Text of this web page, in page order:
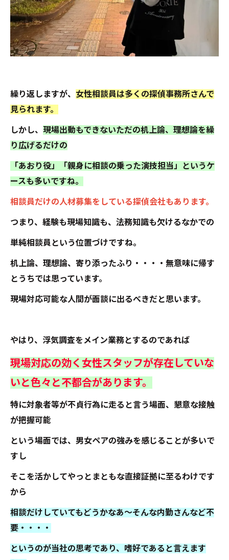
繰り返しますが、 女性相談員は多くの探偵事務所さんで
見られます。
しかし、 現場出動もできないただの机上論、理想論を繰
り広げるだけの
「あおり役」「親身に相談の乗った演技担当」というケ
ースも多いですね。
相談員だけの人材募集をしている探偵会社もあります。
つまり、経験も現場知識も、法務知識も欠けるなかでの
単純相談員という位置づけですね。
机上論、理想論、寄り添ったふり・・・・無意味に帰す
とうちでは思っています。
現場対応可能な人間が面談に出るべきだと思います。
やはり、浮気調査をメイン業務とするのであれば
現場対応の効く女性スタッフが存在していな
いと色々と不都合があります。
特に対象者等が不貞行為に走ると言う場面、懇意な接触
が把握可能
という場面では、男女ペアの強みを感じることが多いで
すし
そこを活かしてやっとまともな直接証拠に至るわけです
から
相談だけしていてもどうかなあ～そんな内勤さんなど不
要・・・・
というのが当社の思考であり、嗜好であると言えます